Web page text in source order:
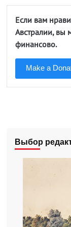
Если вам
Австралии, вы
финансово.
Make a
Выбор